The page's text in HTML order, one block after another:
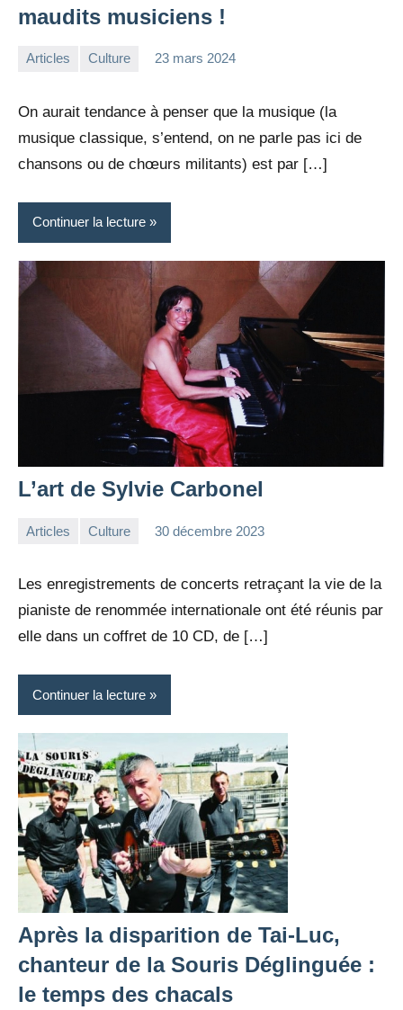
maudits musiciens !
Articles Culture 23 mars 2024
On aurait tendance à penser que la musique (la
musique classique, s’entend, on ne parle pas ici de
chansons ou de chœurs militants) est par […]
Continuer la lecture
L’art de Sylvie Carbonel
Articles Culture 30 décembre 2023
Les enregistrements de concerts retraçant la vie de la
pianiste de renommée internationale ont été réunis par
elle dans un coffret de 10 CD, de […]
Continuer la lecture
Après la disparition de Tai-Luc,
chanteur de la Souris Déglinguée :
le temps des chacals